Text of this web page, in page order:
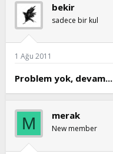
bekir
sadece bir kul
1 Ağu 2011
Problem yok, devam...
M merak
New member